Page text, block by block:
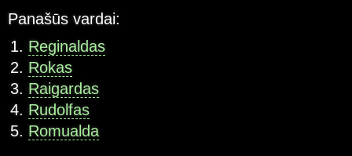
Panašūs vardai:
Reginaldas
Rokas
Raigardas
Rudolfas
Romualda